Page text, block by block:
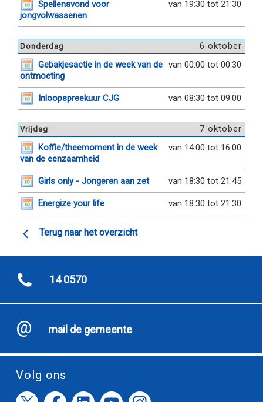
van 19:30 tot 21:30
Spellenavond voor
jongvolwassenen
6 oktober
Donderdag
van 00:00 tot 00:30
Gebakjesactie in de week van de
ontmoeting
van 08:30 tot 09:00
Inloopspreekuur CJG
7 oktober
Vrijdag
van 14:00 tot 16:00
Koffie/theemoment in de week
van de eenzaamheid
van 18:30 tot 21:45
Girls only - Jongeren aan zet
van 18:30 tot 21:30
Energize your life
Terug naar het overzicht
14 0570
mail de gemeente
Volg ons